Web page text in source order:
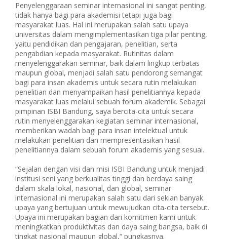
Penyelenggaraan seminar internasional ini sangat penting,
tidak hanya bagi para akademisi tetapi juga bagi
masyarakat luas. Hal ini merupakan salah satu upaya
universitas dalam mengimplementasikan tiga pilar penting,
yaitu pendidikan dan pengajaran, penelitian, serta
pengabdian kepada masyarakat. Rutinitas dalam
menyelenggarakan seminar, baik dalam lingkup terbatas
maupun global, menjadi salah satu pendorong semangat
bagi para insan akademis untuk secara rutin melakukan
penelitian dan menyampaikan hasil penelitiannya kepada
masyarakat luas melalui sebuah forum akademik. Sebagai
pimpinan ISBI Bandung, saya bercita-cita untuk secara
rutin menyelenggarakan kegiatan seminar internasional,
memberikan wadah bagi para insan intelektual untuk
melakukan penelitian dan mempresentasikan hasil
penelitiannya dalam sebuah forum akademis yang sesuai.
“Sejalan dengan visi dan misi ISBI Bandung untuk menjadi
institusi seni yang berkualitas tinggi dan berdaya saing
dalam skala lokal, nasional, dan global, seminar
internasional ini merupakan salah satu dari sekian banyak
upaya yang bertujuan untuk mewujudkan cita-cita tersebut.
Upaya ini merupakan bagian dari komitmen kami untuk
meningkatkan produktivitas dan daya saing bangsa, baik di
tingkat nasional maupun global,“ pungkasnya.